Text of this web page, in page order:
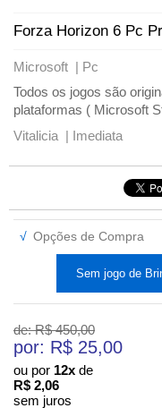
Forza Horizon 6 Pc
Microsoft | Pc
Todos os jogos são
plataformas ( Microsoft
Vitalicia | Imediata
√ Opções de Compra
Sem jogo de
de: R$450,00
por: R$ 25,00
ou por 12x de
R$ 2,06
sem juros